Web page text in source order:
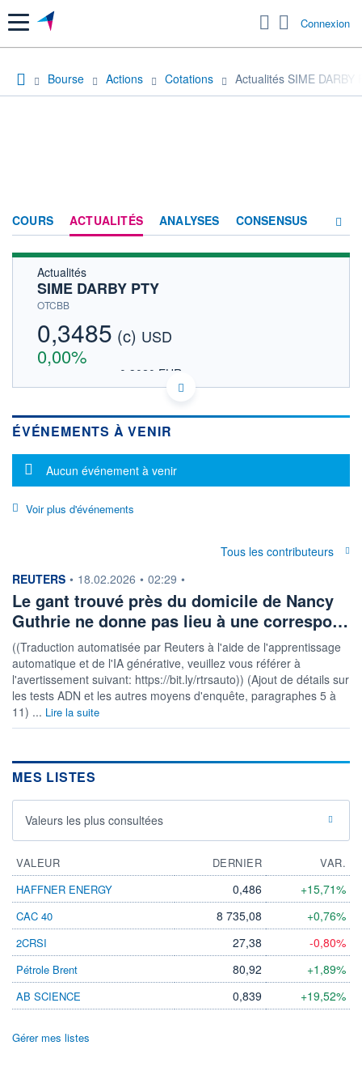
Menu Connexion
Bourse Actions Cotations Actualités SIME DARBY
COURS ACTUALITÉS ANALYSES CONSENSUS
Actualités
SIME DARBY PTY
OTCBB
0,3485 (c) USD
0,00%
0,3020 EUR
DONNÉES TEMPS DIFFÉRÉ
Politique d'exécution
OUVERTURE
0,0000 0,3485
+ HAUT
CAPITAL ÉCHANGÉ
VALORISATION
2 370 MUSD
LIMITE À LA
BAISSE
0,0000
LIMITE À LA
HAUSSE
0,0000
RENDEMENT
ESTIMÉ 2026
-
PER ESTIMÉ
2026
-
DERNIER
ÉCHANGE
ÉLIGIBILITÉ
Non éligible
+ PORTEFEUILLE
ÉVÉNEMENTS À VENIR
Message d'information
Aucun événement à venir
Voir plus d'événements
Tous les contributeurs
information fournie par
REUTERS • 18.02.2026 • 02:29 •
Le gant trouvé près du domicile de Nancy
Guthrie ne donne pas lieu à une correspo…
((Traduction automatisée par Reuters à l'aide de l'apprentissage
automatique et de l'IA générative, veuillez vous référer à
l'avertissement suivant: https://bit.ly/rtrsauto)) (Ajout de détails sur
les tests ADN et les autres moyens d'enquête, paragraphes 5 à
11) ... Lire la suite
MES LISTES
Valeurs les plus consultées
VALEUR DERNIER
VAR.
HAFFNER ENERGY
0,486 +15,71%
CAC 40 8 735,08 +0,76%
2CRSI 27,38 -0,80%
Pétrole Brent 80,92 +1,89%
AB SCIENCE 0,839 +19,52%
Gérer mes listes